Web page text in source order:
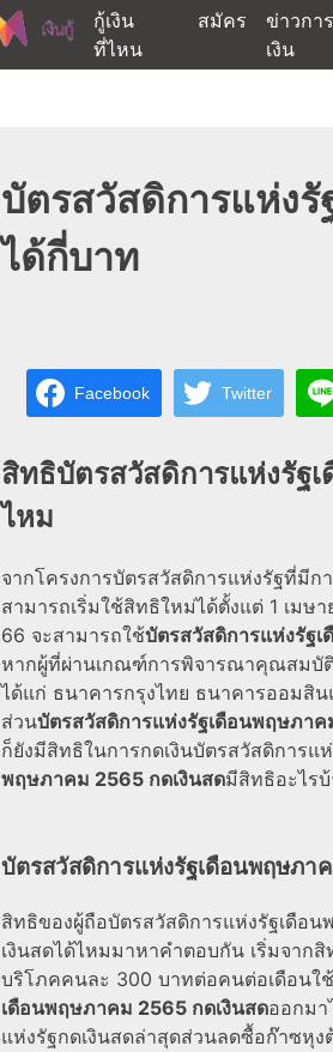
กู้เงิน
ที่ไหน
สมัคร
ข่าวการ
เงิน
บัตรสวัสดิการแห่ง
ได้กี่บาท
Facebook Twitter
สิทธิบัตรสวัสดิการแห่งรัฐ
ไหม
จากโครงการบัตรสวัสดิการแห่งรัฐที่มีก
สามารถเริ่มใช้สิทธิใหม่ได้ตั้งแต่ 1 เมษ
66 จะสามารถใช้บัตรสวัสดิการแห่งรัฐ
หากผู้ที่ผ่านเกณฑ์การพิจารณาคุณสมบั
ได้แก่ ธนาคารกรุงไทย ธนาคารออมสิ
ส่วนบัตรสวัสดิการแห่งรัฐเดือนพฤษภาค
ก็ยังมีสิทธิในการกดเงินบัตรสวัสดิการแ
พฤษภาคม 2565 กดเงินสดมีสิทธิอะไร
บัตรสวัสดิการแห่งรัฐเดือนพฤษภา
สิทธิของผู้ถือบัตรสวัสดิการแห่งรัฐเดือ
เงินสดได้ไหมมาหาคำตอบกัน เริ่มจากสิ
บริโภคคนละ 300 บาทต่อคนต่อเดือนใ
เดือนพฤษภาคม 2565 กดเงินสดออกมา
แห่งรัฐกดเงินสดล่าสุดส่วนลดซื้อก๊าซหุง